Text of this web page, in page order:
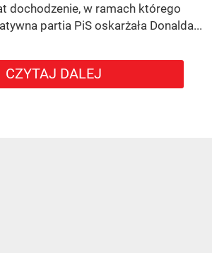
dochodzenie, w ramach którego
partia PiS oskarżała Donalda...
CZYTAJ DALEJ